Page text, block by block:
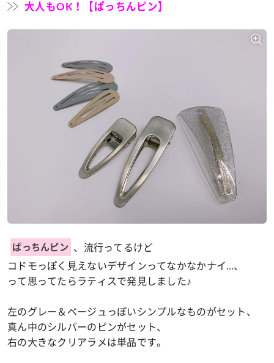
大人もOK！【ぱっちんピン】
ぱっちんピン 、流行ってるけど
コドモっぽく見えないデザインってなかなかナイ…、
って思ってたらラティスで発見しました♪
左のグレー＆ベージュっぽいシンプルなものがセット、
真ん中のシルバーのピンがセット、
右の大きなクリアラメは単品です。